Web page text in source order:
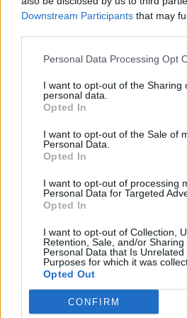
Downstream Participants that may
Personal Data Processing Opt
I want to opt-out of the Sharing
personal data.
Opted In
I want to opt-out of the Sale of
Personal Data.
Opted In
I want to opt-out of processing
Personal Data for Targeted
Opted In
I want to opt-out of Collection,
Retention, Sale, and/or Sharing
Personal Data that Is Unrelated
Purposes for which it was
Opted Out
CONFIRM
Žinios | Lietuvos diena
Žinios | Orai
V. Zalužno pasisakymą laiko
Ukrainos politikoje: jis yra neteisus
Laidos | Nauja diena
Nufilmavo, kaip patvino Vilniaus
vaizdas pribloškia
Žinios | Lietuvos diena